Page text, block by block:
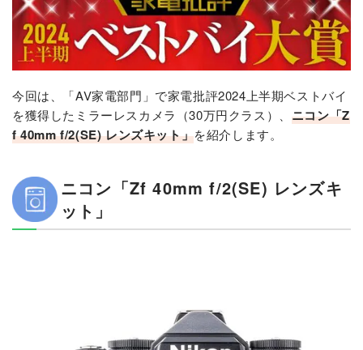
今回は、「AV家電部門」で家電批評2024上半期ベストバイ
を獲得したミラーレスカメラ（30万円クラス）、 ニコン「Z
f 40mm f/2(SE) レンズキット」を紹介します。
ニコン「Zf 40mm f/2(SE) レンズキ
ット」